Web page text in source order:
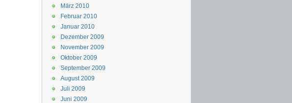
März 2010
Februar 2010
Januar 2010
Dezember 2009
November 2009
Oktober 2009
September 2009
August 2009
Juli 2009
Juni 2009